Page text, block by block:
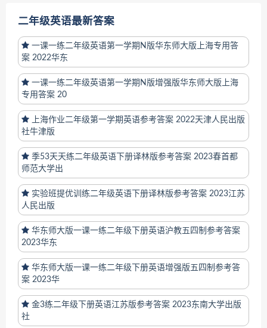
二年级英语最新答案
一课一练二年级英语第一学期N版华东师大版上海专用答
案 2022华东
一课一练二年级英语第一学期N版增强版华东师大版上海
专用答案 20
上海作业二年级第一学期英语参考答案 2022天津人民出版
社牛津版
季53天天练二年级英语下册译林版参考答案 2023春首都
师范大学出
实验班提优训练二年级英语下册译林版参考答案 2023江苏
人民出版
华东师大版一课一练二年级下册英语沪教五四制参考答案
2023华东
华东师大版一课一练二年级下册英语增强版五四制参考答
案 2023华
金3练二年级下册英语江苏版参考答案 2023东南大学出版
社